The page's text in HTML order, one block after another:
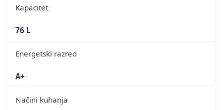
Kapacitet
76 L
Energetski razred
A+
Načini kuhanja